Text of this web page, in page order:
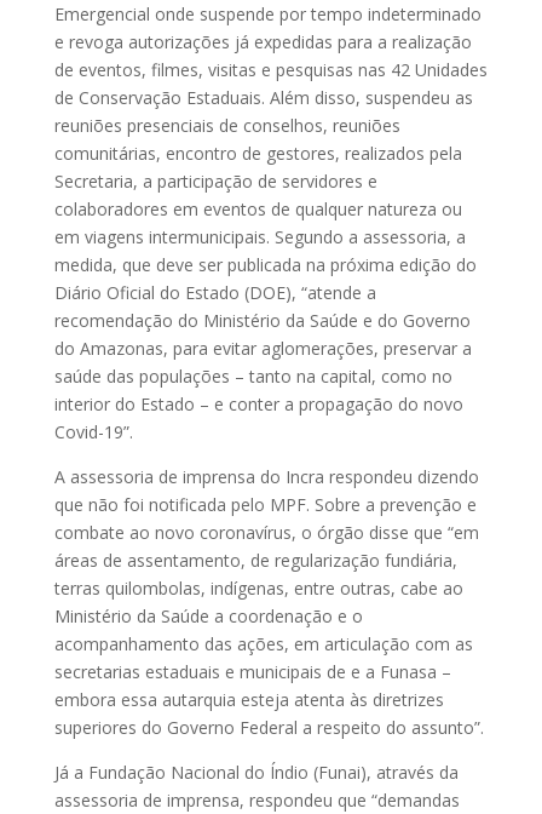
Emergencial onde suspende por tempo indeterminado
e revoga autorizações já expedidas para a realização
de eventos, filmes, visitas e pesquisas nas 42 Unidades
de Conservação Estaduais. Além disso, suspendeu as
reuniões presenciais de conselhos, reuniões
comunitárias, encontro de gestores, realizados pela
Secretaria, a participação de servidores e
colaboradores em eventos de qualquer natureza ou
em viagens intermunicipais. Segundo a assessoria, a
medida, que deve ser publicada na próxima edição do
Diário Oficial do Estado (DOE), “atende a
recomendação do Ministério da Saúde e do Governo
do Amazonas, para evitar aglomerações, preservar a
saúde das populações – tanto na capital, como no
interior do Estado – e conter a propagação do novo
Covid-19”.
A assessoria de imprensa do Incra respondeu dizendo
que não foi notificada pelo MPF. Sobre a prevenção e
combate ao novo coronavírus, o órgão disse que “em
áreas de assentamento, de regularização fundiária,
terras quilombolas, indígenas, entre outras, cabe ao
Ministério da Saúde a coordenação e o
acompanhamento das ações, em articulação com as
secretarias estaduais e municipais de e a Funasa –
embora essa autarquia esteja atenta às diretrizes
superiores do Governo Federal a respeito do assunto”.
Já a Fundação Nacional do Índio (Funai), através da
assessoria de imprensa, respondeu que “demandas